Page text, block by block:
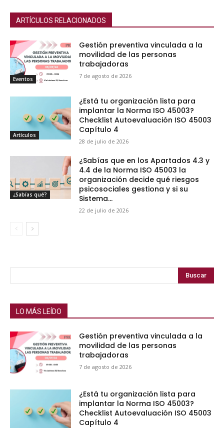
ARTÍCULOS RELACIONADOS
Eventos
Gestión preventiva vinculada a la
movilidad de las personas
trabajadoras
7 de agosto de 2026
Artículos
¿Está tu organización lista para
implantar la Norma ISO 45003?
Checklist Autoevaluación ISO 45003
Capítulo 4
28 de julio de 2026
¿Sabías qué?
¿Sabías que en los Apartados 4.3 y
4.4 de la Norma ISO 45003 la
organización decide qué riesgos
psicosociales gestiona y si su
Sistema...
22 de julio de 2026
Buscar
LO MÁS LEÍDO
Gestión preventiva vinculada a la
movilidad de las personas
trabajadoras
7 de agosto de 2026
¿Está tu organización lista para
implantar la Norma ISO 45003?
Checklist Autoevaluación ISO 45003
Capítulo 4